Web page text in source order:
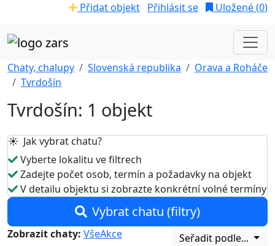
Přidat objekt Přihlásit se Uložené (0)
Chaty, chalupy Slovenská republika
Orava a Roháče
Tvrdošín
Tvrdošín: 1 objekt
☀️ Jak vybrat chatu?
Vyberte lokalitu ve filtrech
Zadejte počet osob, termín a požadavky na objekt
V detailu objektu si zobrazte konkrétní volné termíny
Vybrat chatu (filtry)
Zobrazit chaty: VšeAkce Seřadit podle...